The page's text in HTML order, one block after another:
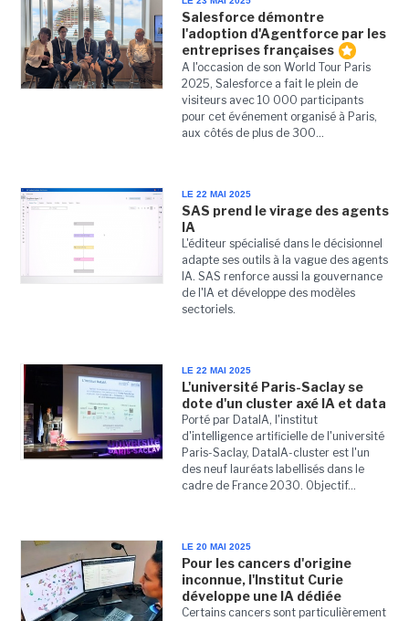
Salesforce démontre
l'adoption d'Agentforce par les
entreprises françaises
A l'occasion de son World Tour Paris
2025, Salesforce a fait le plein de
visiteurs avec 10 000 participants
pour cet événement organisé à Paris,
aux côtés de plus de 300...
LE 22 MAI 2025
SAS prend le virage des agents
IA
L'éditeur spécialisé dans le décisionnel
adapte ses outils à la vague des agents
IA. SAS renforce aussi la gouvernance
de l'IA et développe des modèles
sectoriels.
LE 22 MAI 2025
L'université Paris-Saclay se
dote d'un cluster axé IA et data
Porté par DataIA, l'institut
d'intelligence artificielle de l'université
Paris-Saclay, DataIA-cluster est l'un
des neuf lauréats labellisés dans le
cadre de France 2030. Objectif...
LE 20 MAI 2025
Pour les cancers d'origine
inconnue, l'Institut Curie
développe une IA dédiée
Certains cancers sont particulièrement